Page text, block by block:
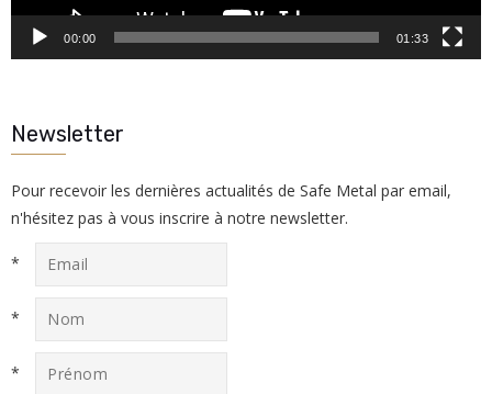
00:00 01:33
Newsletter
Pour recevoir les dernières actualités de Safe Metal par email,
n'hésitez pas à vous inscrire à notre newsletter.
*
*
*